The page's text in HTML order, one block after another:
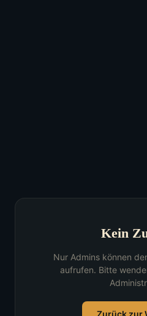
Kein
Nur Admins können
aufrufen. Bitte
Zurück zur